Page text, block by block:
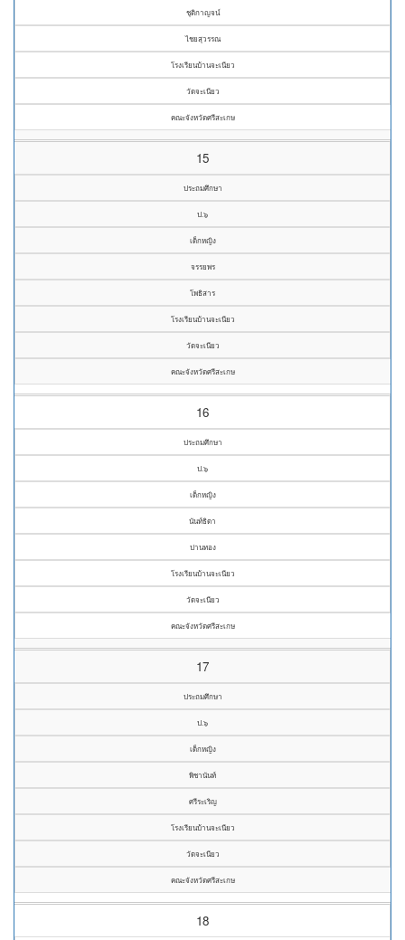
ชุติกาญจน์
ไชยสุวรรณ
โรงเรียนบ้านจะเนียว
วัดจะเนียว
คณะจังหวัดศรีสะเกษ
15
ประถมศึกษา
ป.๖
เด็กหญิง
จรรยพร
โพธิสาร
โรงเรียนบ้านจะเนียว
วัดจะเนียว
คณะจังหวัดศรีสะเกษ
16
ประถมศึกษา
ป.๖
เด็กหญิง
นันท์ธิดา
ปานทอง
โรงเรียนบ้านจะเนียว
วัดจะเนียว
คณะจังหวัดศรีสะเกษ
17
ประถมศึกษา
ป.๖
เด็กหญิง
พิชานันท์
ศรีระเริญ
โรงเรียนบ้านจะเนียว
วัดจะเนียว
คณะจังหวัดศรีสะเกษ
18